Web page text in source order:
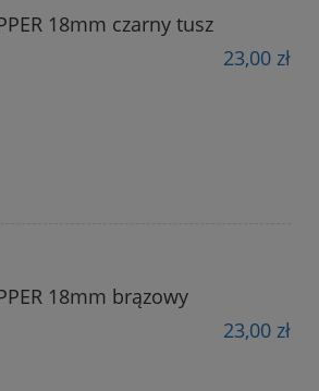
18mm czarny tusz
23,00 zł
18mm brązowy
23,00 zł